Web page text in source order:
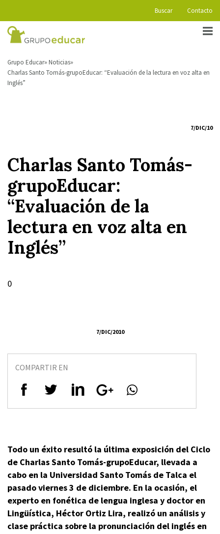
Buscar Contacto
Grupo Educar Noticias
Charlas Santo Tomás-grupoEducar: “Evaluación de la lectura en voz alta en
Inglés”
7/DIC/10
Charlas Santo Tomás-
grupoEducar:
“Evaluación de la
lectura en voz alta en
Inglés”
0
7/DIC/2010
COMPARTIR EN
Todo un éxito resultó la última exposición del Ciclo
de Charlas Santo Tomás-grupoEducar, llevada a
cabo en la Universidad Santo Tomás de Talca el
pasado viernes 3 de diciembre. En la ocasión, el
experto en fonética de lengua inglesa y doctor en
Lingüística, Héctor Ortiz Lira, realizó un análisis y
clase práctica sobre la pronunciación del inglés en